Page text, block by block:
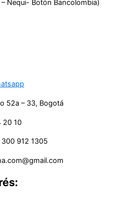
Nequi- Botón Bancolombia)
52a – 33, Bogotá
20 10
912 1305